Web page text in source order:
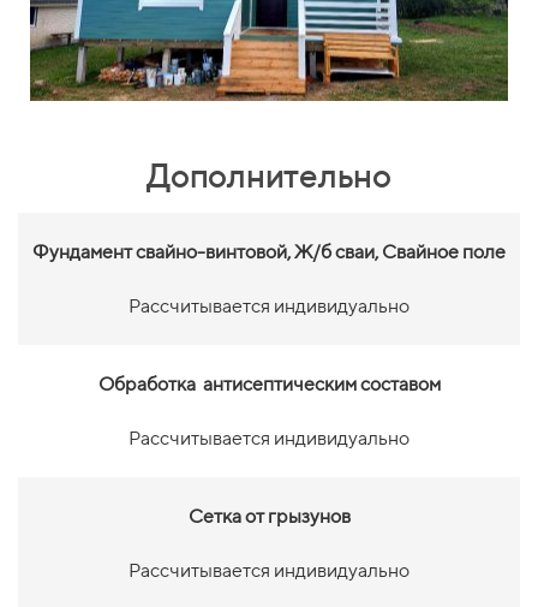
Дополнительно
Фундамент свайно-винтовой,Ж/б сваи, Свайное поле
Рассчитывается индивидуально
Обработка антисептическим составом
Рассчитывается индивидуально
Сетка от грызунов
Рассчитывается индивидуально